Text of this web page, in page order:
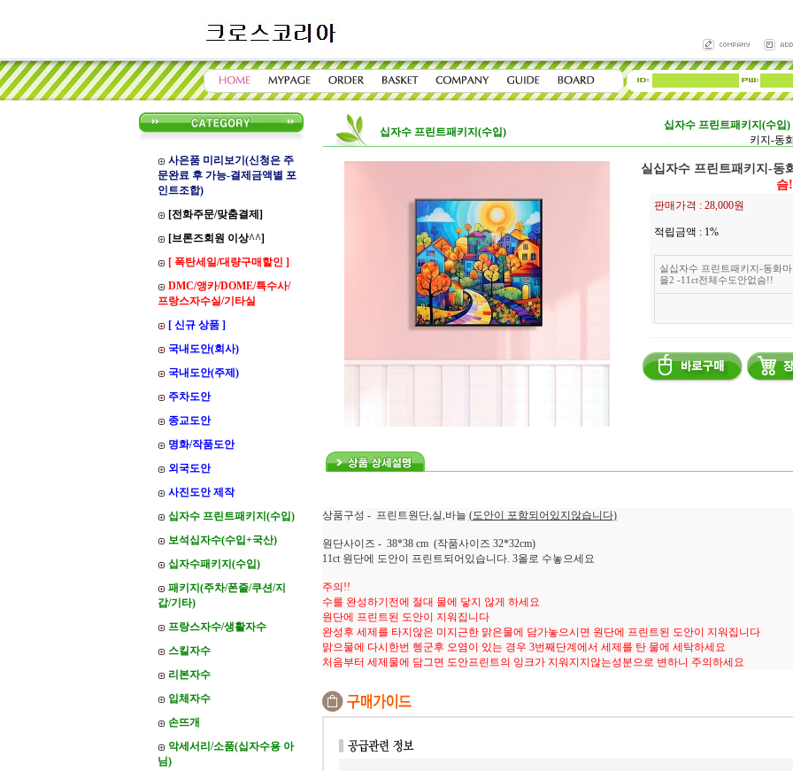
사은품 미리보기(신청은 주
문완료 후 가능-결제금액별 포
인트조합)
[전화주문/맞춤결제]
[브론즈회원 이상^^]
[ 폭탄세일/대량구매할인 ]
DMC/앵카/DOME/특수사/
프랑스자수실/기타실
[ 신규 상품 ]
국내도안(회사)
국내도안(주제)
주차도안
종교도안
명화/작품도안
외국도안
사진도안 제작
십자수 프린트패키지(수입)
보석십자수(수입+국산)
십자수패키지(수입)
패키지(주차/폰줄/쿠션/지
갑/기타)
프랑스자수/생활자수
스킬자수
리본자수
입체자수
손뜨개
악세서리/소품(십자수용 아
님)
십자수 프린트패키지(수입)
십자수 프린트패키지(수입)
키지-동
실십자수 프린트패키지-동
슴
판매가격 : 28,000원
적립금액 : 1%
실십자수 프린트패키지-동화마
을2 -11ct전체수도안없슴!!
상품구성 - 프린트원단,실,바늘 (도안이 포함되어있지않습니다)
원단사이즈 - 38*38 cm (작품사이즈 32*32cm)
11ct 원단에 도안이 프린트되어있습니다. 3올로 수놓으세요
주의!!
수를 완성하기전에 절대 물에 닿지 않게 하세요
원단에 프린트된 도안이 지워집니다
완성후 세제를 타지않은 미지근한 맑은물에 담가놓으시면 원단에 프린트된 도안이 지워집니다
맑으물에 다시한번 헹군후 오염이 있는 경우 3번째단계에서 세제를 탄 물에 세탁하세요
처음부터 세제물에 담그면 도안프린트의 잉크가 지워지지않는성분으로 변하니 주의하세요